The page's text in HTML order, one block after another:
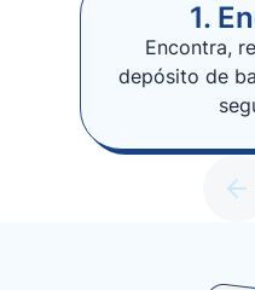
1.
Encontra,
depósito de